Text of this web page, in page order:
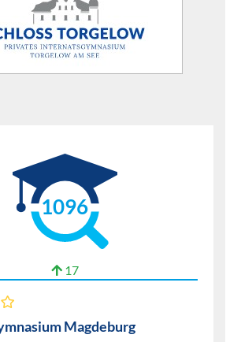
1096
17
Magdeburg